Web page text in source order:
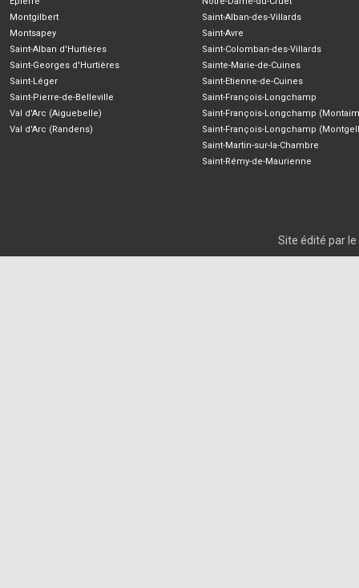
Montgilbert
Montsapey
Saint-Alban d'Hurtières
Saint-Georges d'Hurtières
Saint-Léger
Saint-Pierre-de-Belleville
Val d'Arc (Aiguebelle)
Val d'Arc (Randens)
Saint-Alban-des-Villards
Saint-Avre
Saint-Colomban-des-Villards
Sainte-Marie-de-Cuines
Saint-Etienne-de-Cuines
Saint-François-Longchamp
Saint-François-Longchamp
Saint-François-Longchamp
Saint-Martin-sur-la-Chambre
Saint-Rémy-de-Maurienne
Site édité par